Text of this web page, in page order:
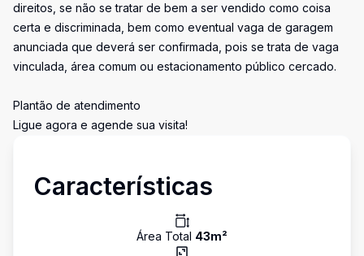
direitos, se não se tratar de bem a ser vendido como coisa
certa e discriminada, bem como eventual vaga de garagem
anunciada que deverá ser confirmada, pois se trata de vaga
vinculada, área comum ou estacionamento público cercado.
Plantão de atendimento
Ligue agora e agende sua visita!
Características
Área Total 43m²